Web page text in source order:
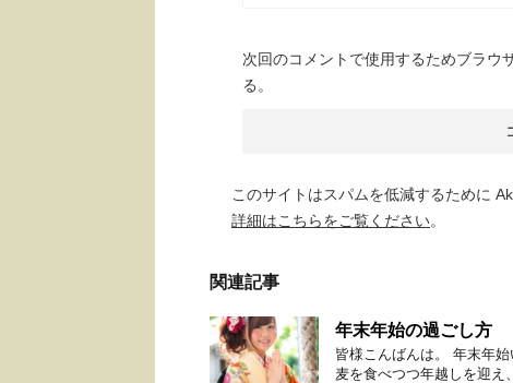
次回のコメントで使用するためブラウ
る。
このサイトはスパムを低減するために
詳細はこちらをご覧ください。
関連記事
年末年始の過ごし方
皆様こんばんは。 年末年
麦を食べつつ年越しを迎え